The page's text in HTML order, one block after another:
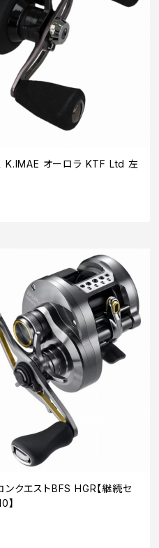
K.IMAE オーロラ KTF Ltd 左
ンクエストBFS HGR【継続セ
】